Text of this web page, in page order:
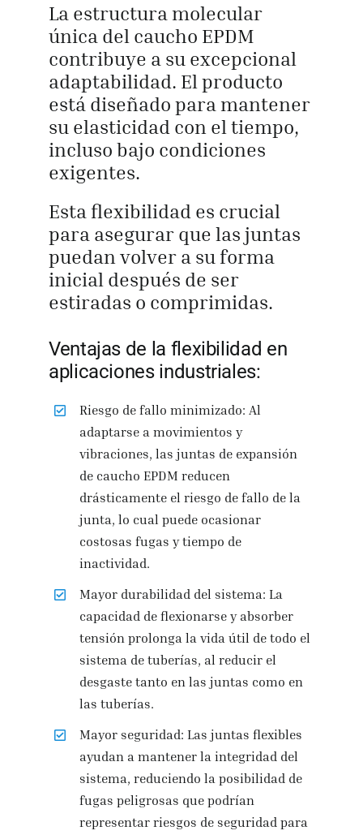
La estructura molecular
única del caucho EPDM
contribuye a su excepcional
adaptabilidad. El producto
está diseñado para mantener
su elasticidad con el tiempo,
incluso bajo condiciones
exigentes.
Esta flexibilidad es crucial
para asegurar que las juntas
puedan volver a su forma
inicial después de ser
estiradas o comprimidas.
Ventajas de la flexibilidad en
aplicaciones industriales:
Riesgo de fallo minimizado: Al
adaptarse a movimientos y
vibraciones, las juntas de expansión
de caucho EPDM reducen
drásticamente el riesgo de fallo de la
junta, lo cual puede ocasionar
costosas fugas y tiempo de
inactividad.
Mayor durabilidad del sistema: La
capacidad de flexionarse y absorber
tensión prolonga la vida útil de todo el
sistema de tuberías, al reducir el
desgaste tanto en las juntas como en
las tuberías.
Mayor seguridad: Las juntas flexibles
ayudan a mantener la integridad del
sistema, reduciendo la posibilidad de
fugas peligrosas que podrían
representar riesgos de seguridad para